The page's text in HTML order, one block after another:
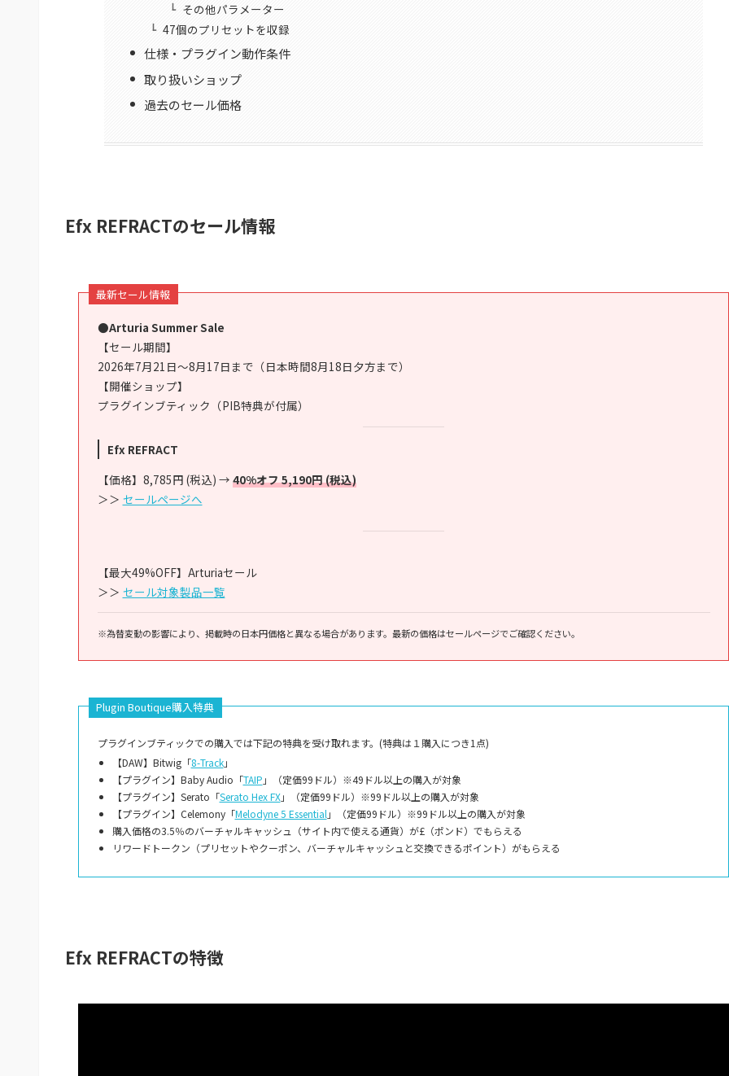
その他パラメーター
47個のプリセットを収録
仕様・プラグイン動作条件
取り扱いショップ
過去のセール価格
Efx REFRACTのセール情報
最新セール情報
●Arturia Summer Sale
【セール期間】
2026年7月21日～8月17日まで（日本時間8月18日夕方まで）
【開催ショップ】
プラグインブティック（PIB特典が付属）
Efx REFRACT
【価格】8,785円 (税込) → 40%オフ 5,190円 (税込)
＞＞ セールページへ
【最大49%OFF】Arturiaセール
＞＞ セール対象製品一覧
※為替変動の影響により、掲載時の日本円価格と異なる場合があります。最新の価格はセールページでご確認ください。
Plugin Boutique購入特典
プラグインブティックでの購入では下記の特典を受け取れます。(特典は１購入につき1点)
【DAW】Bitwig「8-Track」
【プラグイン】Baby Audio「TAIP 」（定価99ドル）※49ドル以上の購入が対象
【プラグイン】Serato「Serato Hex FX」（定価99ドル）※99ドル以上の購入が対象
【プラグイン】Celemony「Melodyne 5 Essential 」（定価99ドル）※99ドル以上の購入が対象
購入価格の3.5％のバーチャルキャッシュ（サイト内で使える通貨）が£（ポンド）でもらえる
リワードトークン（プリセットやクーポン、バーチャルキャッシュと交換できるポイント）がもらえる
Efx REFRACTの特徴